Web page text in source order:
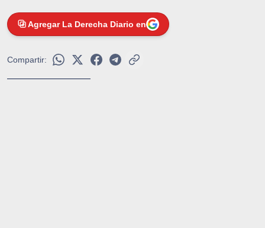
Agregar La Derecha Diario en
Compartir: